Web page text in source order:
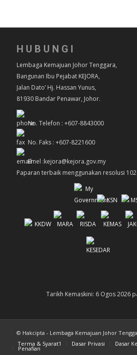
HUBUNGI
Lembaga Kemajuan Johor Tenggara,
Bangunan Ibu Pejabat KEJORA,
Jalan Dato’ Hj. Hassan Yunus,
81930 Bandar Penawar, Johor.
No. Telefon : +607-8843000
No. Faks : +607-8221600
Emel :kejora@kejora.gov.my
Paparan terbaik menggunakan resolusi
Tarikh Kemaskini: 6 Ogos 2026
© Hakcipta - Lembaga Kemajuan Johor
Terma & Syarat1
Dasar Privasi Dasar
Penafian